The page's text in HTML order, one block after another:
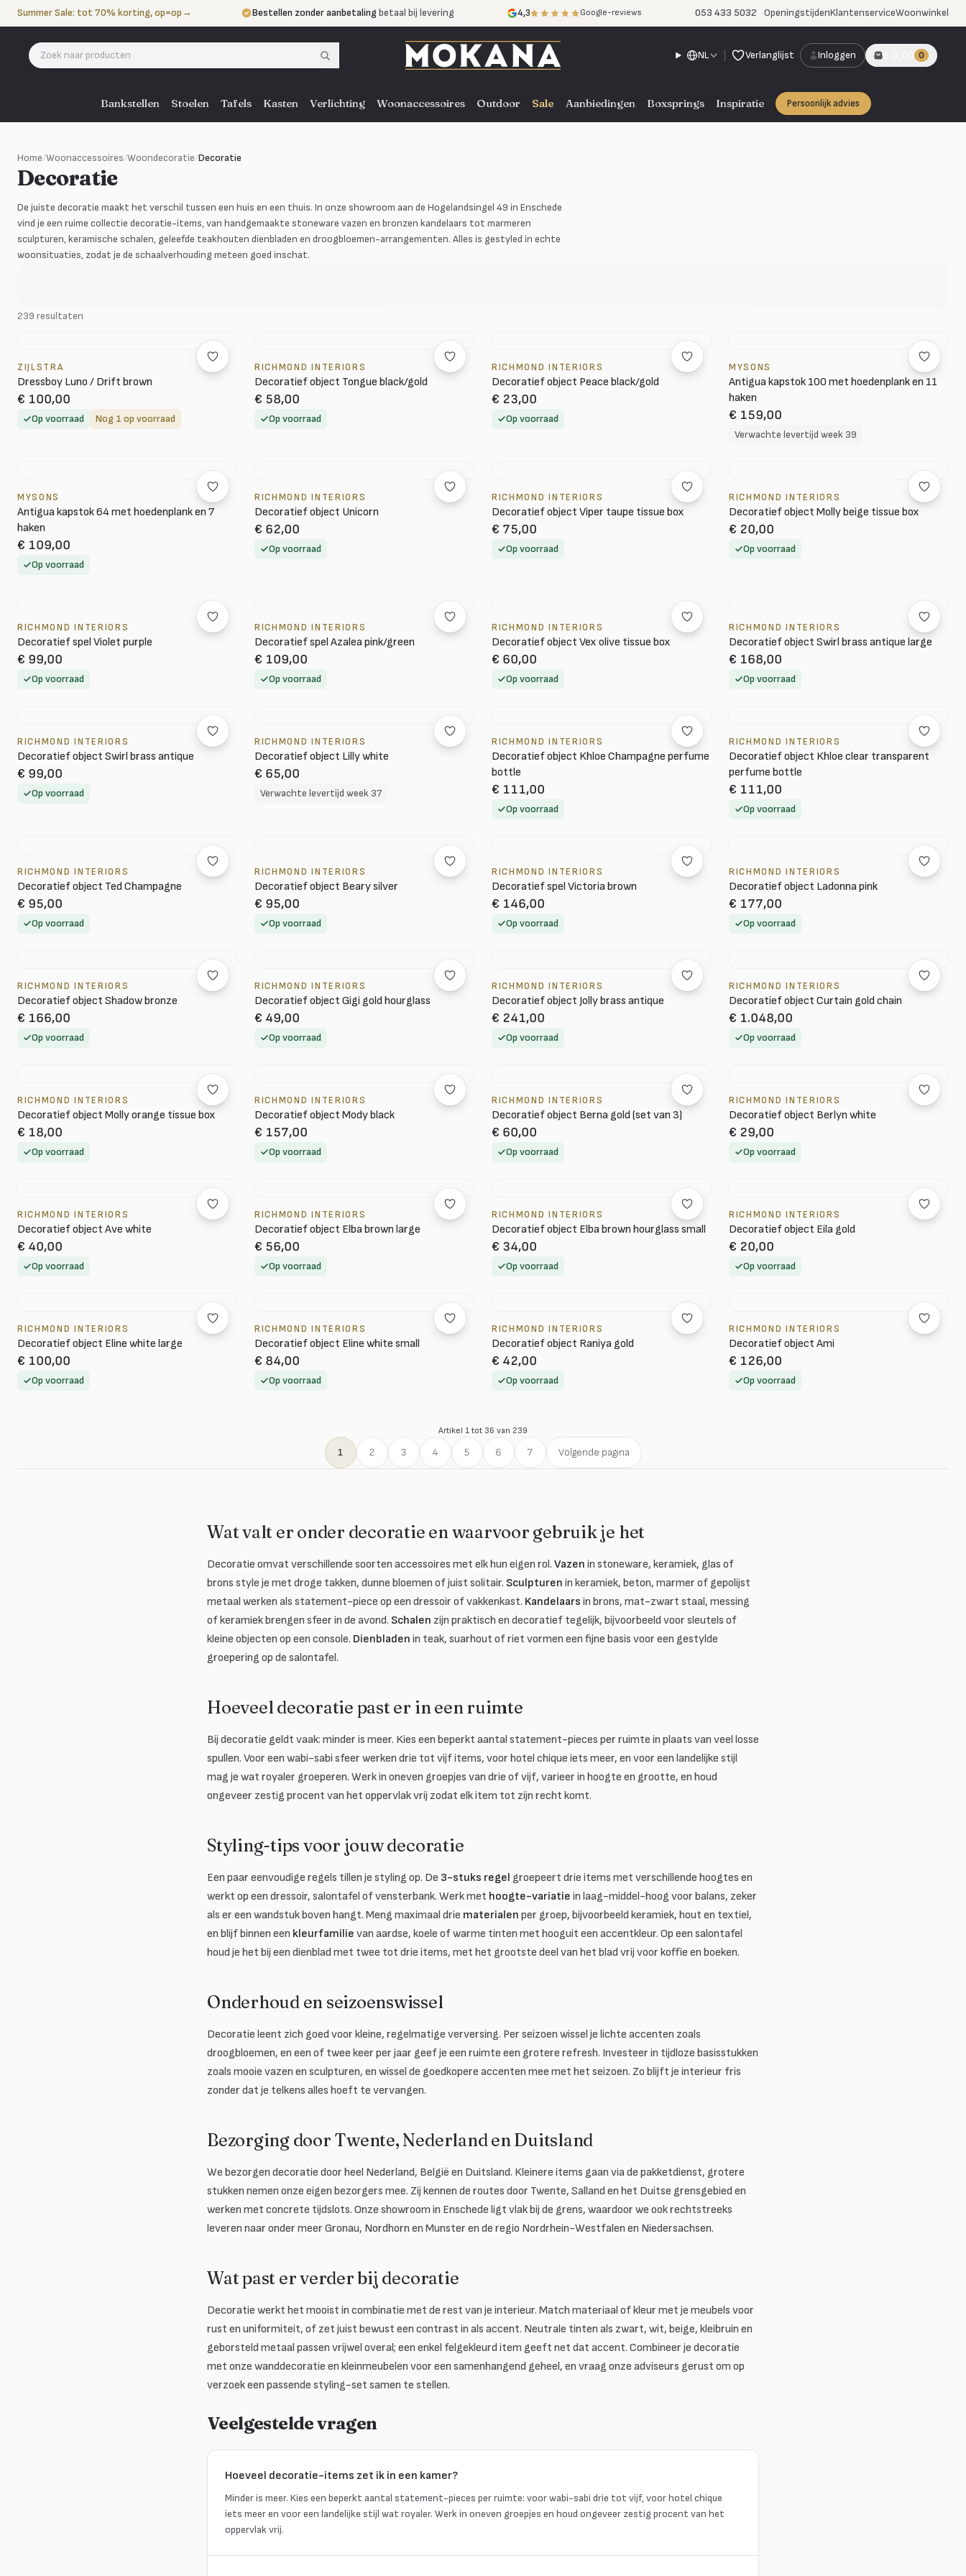
Naar de inhoud
Summer Sale: tot 70% korting, op=op→ Bestellen zonder aanbetaling betaal bij levering
Eigen bezorgdienst door heel NL, BE en DE
4,3 Google-reviews 053 433 5032 OpeningstijdenKlantenserviceWoonwinkel
NL Verlanglijst Inloggen € 0,00 0
Bankstellen Stoelen Tafels Kasten Verlichting Woonaccessoires Outdoor Sale Aanbiedingen Boxsprings Inspiratie Persoonlijk advies
Home/Woonaccessoires/Woondecoratie/Decoratie
Decoratie
De juiste decoratie maakt het verschil tussen een huis en een thuis. In onze showroom aan de Hogelandsingel 49 in Enschede
vind je een ruime collectie decoratie-items, van handgemaakte stoneware vazen en bronzen kandelaars tot marmeren
sculpturen, keramische schalen, geleefde teakhouten dienbladen en droogbloemen-arrangementen. Alles is gestyled in echte
woonsituaties, zodat je de schaalverhouding meteen goed inschat.
239 resultaten
ZIJLSTRA
Dressboy Luno / Drift brown
€ 100,00
Op voorraad Nog 1 op voorraad
RICHMOND INTERIORS
Decoratief object Tongue black/gold
€ 58,00
Op voorraad
RICHMOND INTERIORS
Decoratief object Peace black/gold
€ 23,00
Op voorraad
MYSONS
Antigua kapstok 100 met hoedenplank en 11
haken
€ 159,00
Verwachte levertijd week 39
MYSONS
Antigua kapstok 64 met hoedenplank en 7
haken
€ 109,00
Op voorraad
RICHMOND INTERIORS
Decoratief object Unicorn
€ 62,00
Op voorraad
RICHMOND INTERIORS
Decoratief object Viper taupe tissue box
€ 75,00
Op voorraad
RICHMOND INTERIORS
Decoratief object Molly beige tissue box
€ 20,00
Op voorraad
RICHMOND INTERIORS
Decoratief spel Violet purple
€ 99,00
Op voorraad
RICHMOND INTERIORS
Decoratief spel Azalea pink/green
€ 109,00
Op voorraad
RICHMOND INTERIORS
Decoratief object Vex olive tissue box
€ 60,00
Op voorraad
RICHMOND INTERIORS
Decoratief object Swirl brass antique large
€ 168,00
Op voorraad
RICHMOND INTERIORS
Decoratief object Swirl brass antique
€ 99,00
Op voorraad
RICHMOND INTERIORS
Decoratief object Lilly white
€ 65,00
Verwachte levertijd week 37
RICHMOND INTERIORS
Decoratief object Khloe Champagne perfume
bottle
€ 111,00
Op voorraad
RICHMOND INTERIORS
Decoratief object Khloe clear transparent
perfume bottle
€ 111,00
Op voorraad
RICHMOND INTERIORS
Decoratief object Ted Champagne
€ 95,00
Op voorraad
RICHMOND INTERIORS
Decoratief object Beary silver
€ 95,00
Op voorraad
RICHMOND INTERIORS
Decoratief spel Victoria brown
€ 146,00
Op voorraad
RICHMOND INTERIORS
Decoratief object Ladonna pink
€ 177,00
Op voorraad
RICHMOND INTERIORS
Decoratief object Shadow bronze
€ 166,00
Op voorraad
RICHMOND INTERIORS
Decoratief object Gigi gold hourglass
€ 49,00
Op voorraad
RICHMOND INTERIORS
Decoratief object Jolly brass antique
€ 241,00
Op voorraad
RICHMOND INTERIORS
Decoratief object Curtain gold chain
€ 1.048,00
Op voorraad
RICHMOND INTERIORS
Decoratief object Molly orange tissue box
€ 18,00
Op voorraad
RICHMOND INTERIORS
Decoratief object Mody black
€ 157,00
Op voorraad
RICHMOND INTERIORS
Decoratief object Berna gold (set van 3)
€ 60,00
Op voorraad
RICHMOND INTERIORS
Decoratief object Berlyn white
€ 29,00
Op voorraad
RICHMOND INTERIORS
Decoratief object Ave white
€ 40,00
Op voorraad
RICHMOND INTERIORS
Decoratief object Elba brown large
€ 56,00
Op voorraad
RICHMOND INTERIORS
Decoratief object Elba brown hourglass small
€ 34,00
Op voorraad
RICHMOND INTERIORS
Decoratief object Eila gold
€ 20,00
Op voorraad
RICHMOND INTERIORS
Decoratief object Eline white large
€ 100,00
Op voorraad
RICHMOND INTERIORS
Decoratief object Eline white small
€ 84,00
Op voorraad
RICHMOND INTERIORS
Decoratief object Raniya gold
€ 42,00
Op voorraad
RICHMOND INTERIORS
Decoratief object Ami
€ 126,00
Op voorraad
Artikel 1 tot 36 van 239
1 2 3 4 5 6 7 Volgende pagina
Wat valt er onder decoratie en waarvoor gebruik je het
Decoratie omvat verschillende soorten accessoires met elk hun eigen rol. Vazen in stoneware, keramiek, glas of
brons style je met droge takken, dunne bloemen of juist solitair. Sculpturen in keramiek, beton, marmer of gepolijst
metaal werken als statement-piece op een dressoir of vakkenkast. Kandelaars in brons, mat-zwart staal, messing
of keramiek brengen sfeer in de avond. Schalen zijn praktisch en decoratief tegelijk, bijvoorbeeld voor sleutels of
kleine objecten op een console. Dienbladen in teak, suarhout of riet vormen een fijne basis voor een gestylde
groepering op de salontafel.
Hoeveel decoratie past er in een ruimte
Bij decoratie geldt vaak: minder is meer. Kies een beperkt aantal statement-pieces per ruimte in plaats van veel losse
spullen. Voor een wabi-sabi sfeer werken drie tot vijf items, voor hotel chique iets meer, en voor een landelijke stijl
mag je wat royaler groeperen. Werk in oneven groepjes van drie of vijf, varieer in hoogte en grootte, en houd
ongeveer zestig procent van het oppervlak vrij zodat elk item tot zijn recht komt.
Styling-tips voor jouw decoratie
Een paar eenvoudige regels tillen je styling op. De 3-stuks regel groepeert drie items met verschillende hoogtes en
werkt op een dressoir, salontafel of vensterbank. Werk met hoogte-variatie in laag-middel-hoog voor balans, zeker
als er een wandstuk boven hangt. Meng maximaal drie materialen per groep, bijvoorbeeld keramiek, hout en textiel,
en blijf binnen een kleurfamilie van aardse, koele of warme tinten met hooguit een accentkleur. Op een salontafel
houd je het bij een dienblad met twee tot drie items, met het grootste deel van het blad vrij voor koffie en boeken.
Onderhoud en seizoenswissel
Decoratie leent zich goed voor kleine, regelmatige verversing. Per seizoen wissel je lichte accenten zoals
droogbloemen, en een of twee keer per jaar geef je een ruimte een grotere refresh. Investeer in tijdloze basisstukken
zoals mooie vazen en sculpturen, en wissel de goedkopere accenten mee met het seizoen. Zo blijft je interieur fris
zonder dat je telkens alles hoeft te vervangen.
Bezorging door Twente, Nederland en Duitsland
We bezorgen decoratie door heel Nederland, België en Duitsland. Kleinere items gaan via de pakketdienst, grotere
stukken nemen onze eigen bezorgers mee. Zij kennen de routes door Twente, Salland en het Duitse grensgebied en
werken met concrete tijdslots. Onze showroom in Enschede ligt vlak bij de grens, waardoor we ook rechtstreeks
leveren naar onder meer Gronau, Nordhorn en Munster en de regio Nordrhein-Westfalen en Niedersachsen.
Wat past er verder bij decoratie
Decoratie werkt het mooist in combinatie met de rest van je interieur. Match materiaal of kleur met je meubels voor
rust en uniformiteit, of zet juist bewust een contrast in als accent. Neutrale tinten als zwart, wit, beige, kleibruin en
geborsteld metaal passen vrijwel overal; een enkel felgekleurd item geeft net dat accent. Combineer je decoratie
met onze wanddecoratie en kleinmeubelen voor een samenhangend geheel, en vraag onze adviseurs gerust om op
verzoek een passende styling-set samen te stellen.
Veelgestelde vragen
Hoeveel decoratie-items zet ik in een kamer?
Minder is meer. Kies een beperkt aantal statement-pieces per ruimte: voor wabi-sabi drie tot vijf, voor hotel chique
iets meer en voor een landelijke stijl wat royaler. Werk in oneven groepjes en houd ongeveer zestig procent van het
oppervlak vrij.